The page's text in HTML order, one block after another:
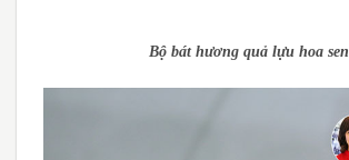
Bộ bát hương quả lựu hoa sen